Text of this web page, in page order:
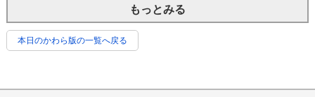
もっとみる
本日のかわら版の一覧へ戻る